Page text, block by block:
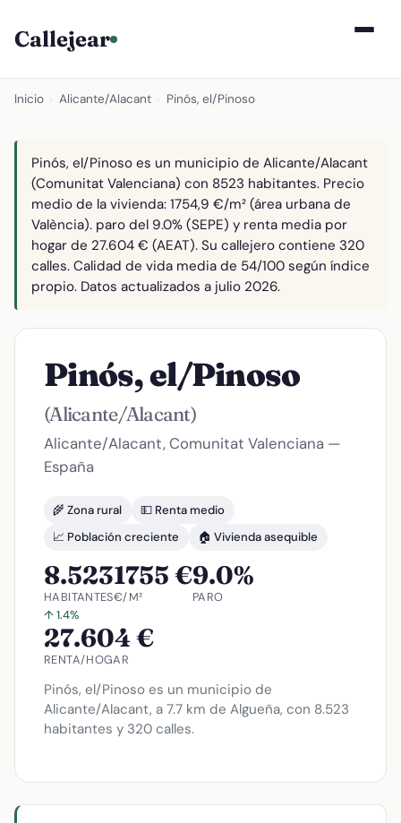
Callejear
Inicio Alicante/Alacant Pinós, el/Pinoso
Pinós, el/Pinoso es un municipio de Alicante/Alacant
(Comunitat Valenciana) con 8523 habitantes. Precio
medio de la vivienda: 1754,9 €/m² (área urbana de
València). paro del 9.0% (SEPE) y renta media por
hogar de 27.604 € (AEAT). Su callejero contiene 320
calles. Calidad de vida media de 54/100 según índice
propio. Datos actualizados a julio 2026.
Pinós, el/Pinoso
(Alicante/Alacant)
Alicante/Alacant, Comunitat Valenciana —
España
🌾 Zona rural
💵 Renta medio
📈 Población creciente
🏠 Vivienda asequible
8.523
HABITANTES
↑ 1.4%
1755 €
€/M²
9.0%
PARO
27.604 €
RENTA/HOGAR
Pinós, el/Pinoso es un municipio de
Alicante/Alacant, a 7.7 km de Algueña, con 8.523
habitantes y 320 calles.